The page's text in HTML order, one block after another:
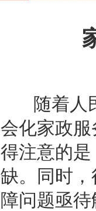
随着人民
会化家政
得注意的
缺。同时
障问题亟